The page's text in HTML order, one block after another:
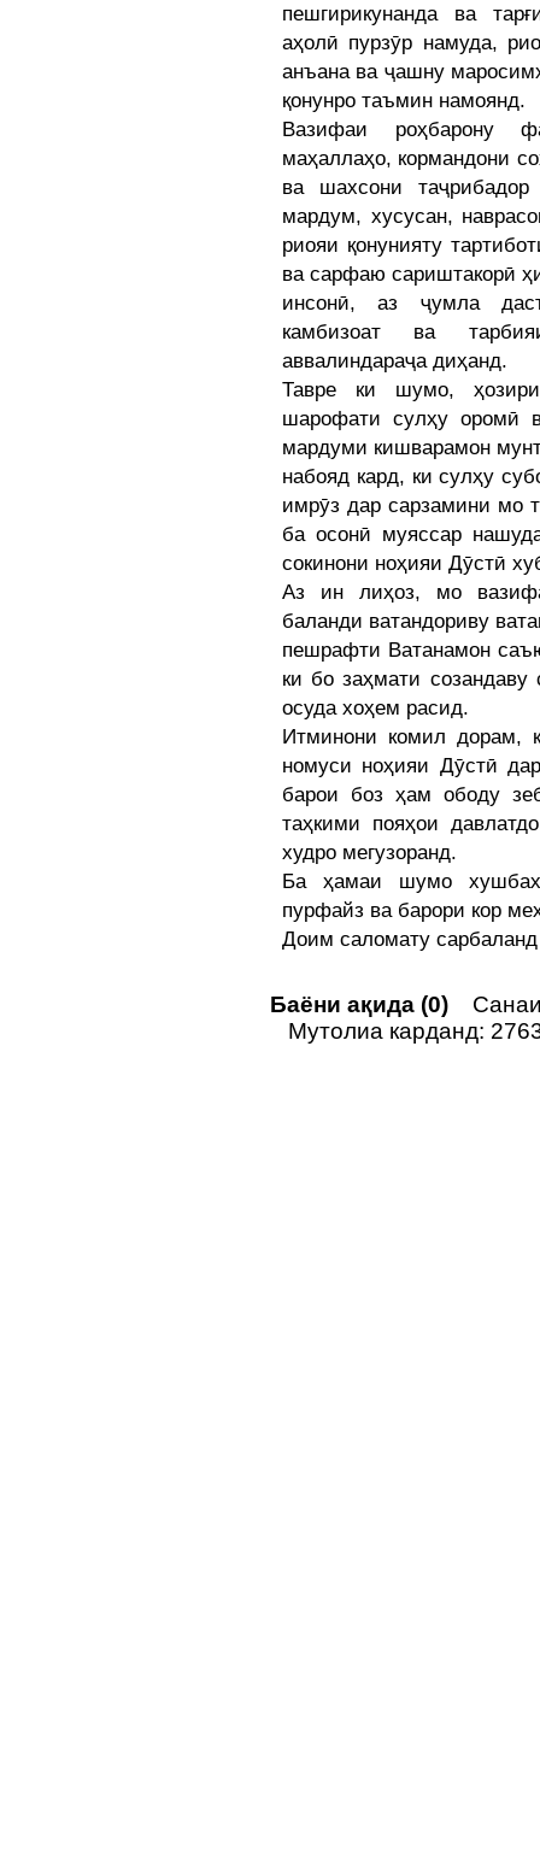
пешгирикунанда ва
аҳолӣ пурзӯр намуда,
анъана ва ҷашну
қонунро таъмин намоянд.
Вазифаи роҳбарону
маҳаллаҳо, кормандони
ва шахсони
мардум, хусусан,
риояи қонунияту
ва сарфаю сариштакорӣ
инсонӣ, аз ҷумла
камбизоат ва
аввалиндараҷа диҳанд.
Тавре ки шумо,
шарофати сулҳу оромӣ
мардуми кишварамон
набояд кард, ки сулҳу
имрӯз дар сарзамини мо
ба осонӣ муяссар
сокинони ноҳияи Дӯстӣ
Аз ин лиҳоз, мо
баланди ватандориву
пешрафти Ватанамон
ки бо заҳмати
осуда хоҳем расид.
Итминони комил дорам,
номуси ноҳияи Дӯстӣ
барои боз ҳам ободу
таҳкими пояҳои
худро мегузоранд.
Ба ҳамаи шумо
пурфайз ва барори кор
Доим саломату
Баёни ақида (0)
Мутолиа карданд: